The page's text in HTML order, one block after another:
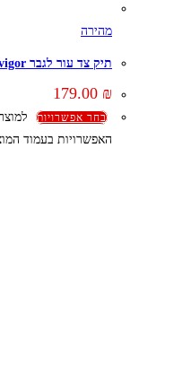
מהירה
תיק צד עור לגבר vigor דגם 9147
179.00 ₪
בחר אפשרויות
האפשרויות בעמוד